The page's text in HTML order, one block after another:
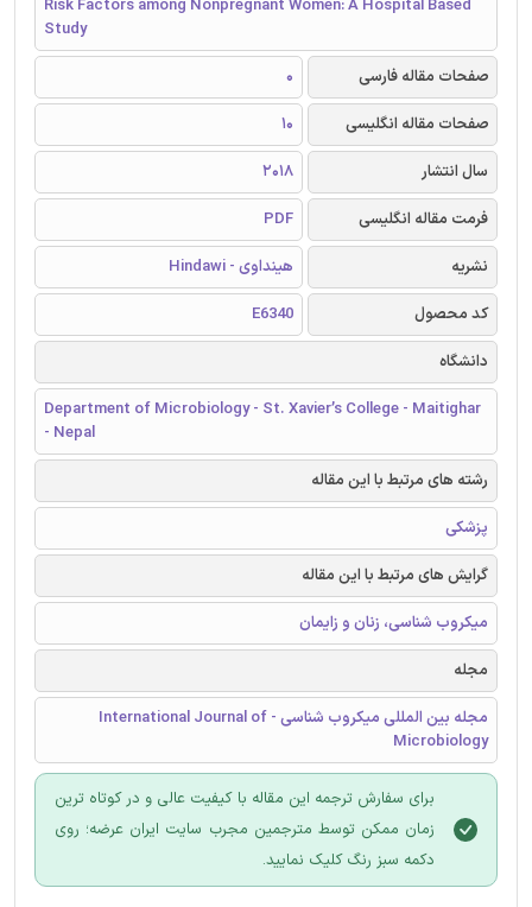
Risk Factors among Nonpregnant Women: A Hospital Based
Study
صفحات مقاله فارسی
0
صفحات مقاله انگلیسی
10
سال انتشار
2018
فرمت مقاله انگلیسی
PDF
نشریه
هینداوی - Hindawi
کد محصول
E6340
دانشگاه
Department of Microbiology - St. Xavier’s College - Maitighar
- Nepal
رشته های مرتبط با این مقاله
پزشکی
گرایش های مرتبط با این مقاله
میکروب شناسی، زنان و زایمان
مجله
مجله بین المللی میکروب شناسی - International Journal of
Microbiology
برای سفارش ترجمه این مقاله با کیفیت عالی و در کوتاه ترین
زمان ممکن توسط مترجمین مجرب سایت ایران عرضه؛ روی
دکمه سبز رنگ کلیک نمایید.